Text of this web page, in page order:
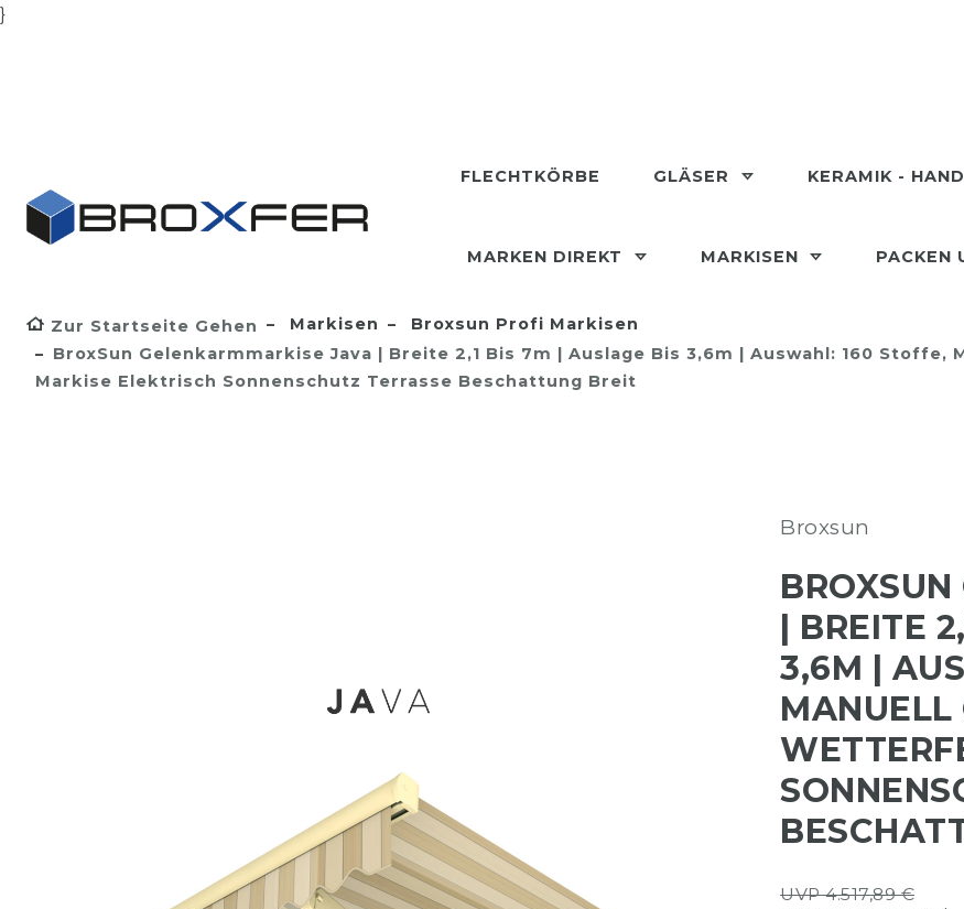
}
FLECHTKÖRBE GLÄSER KERAMIK -
MARKEN DIREKT MARKISEN PACKEN
Zur Startseite Gehen Markisen
Broxsun Profi Markisen
BroxSun Gelenkarmmarkise Java | Breite 2,1 Bis 7m | Auslage Bis 3,6m | Auswahl: 160
Markise Elektrisch Sonnenschutz Terrasse Beschattung Breit
Broxsun
| BREITE
3,6M |
MANUELL
UVP 4.517,89 €